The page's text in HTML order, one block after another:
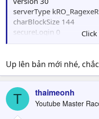
serverType
charBlockSize 144
secureLogin 0
secureLogin_type 0
secureLogin_account 0
serverEncoding Western
addTableFolders
storageEncryptKey
0x00E20120,
Up lên bản mới nhé,
T thaimeonh
Youtube Master